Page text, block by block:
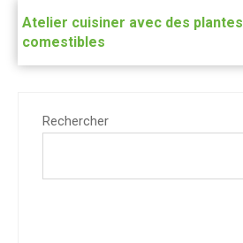
Atelier cuisiner avec des plantes
comestibles
Rechercher